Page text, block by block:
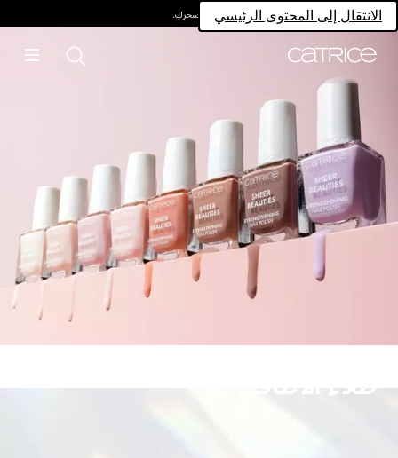
الانتقال إلى المحتوى الرئيسيامتلكي سحركِ.
طلاء الأظافر